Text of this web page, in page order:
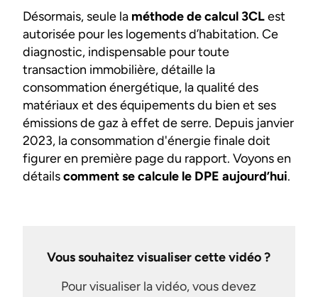
Désormais, seule la méthode de calcul 3CLest
autorisée pour les logements d’habitation. Ce
diagnostic, indispensable pour toute
transaction immobilière, détaille la
consommation énergétique, la qualité des
matériaux et des équipements du bien et ses
émissions de gaz à effet de serre. Depuis janvier
2023, la consommation d'énergie finale doit
figurer en première page du rapport. Voyons en
détailscomment se calcule le DPE aujourd’hui.
Vous souhaitez visualiser cette vidéo ?
Pour visualiser la vidéo, vous devez